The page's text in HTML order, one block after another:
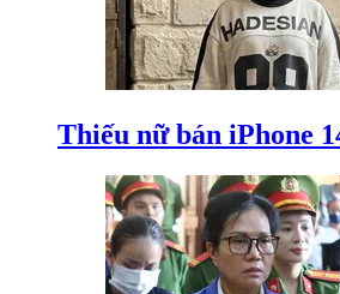
Thiếu nữ bán iPhone